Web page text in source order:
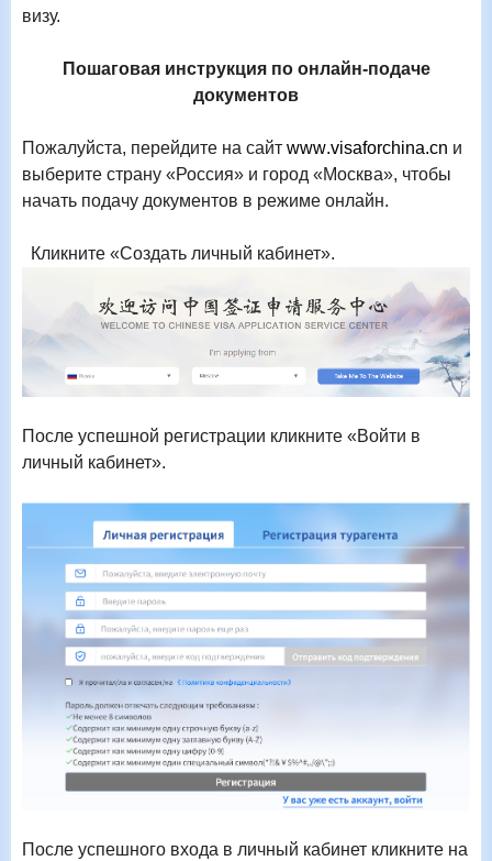
визу.
Пошаговая инструкция по онлайн-подаче
документов
Пожалуйста, перейдите на сайт www.visaforchina.cn и
выберите страну «Россия» и город «Москва», чтобы
начать подачу документов в режиме онлайн.
Кликните «Создать личный кабинет».
После успешной регистрации кликните «Войти в
личный кабинет».
После успешного входа в личный кабинет кликните на